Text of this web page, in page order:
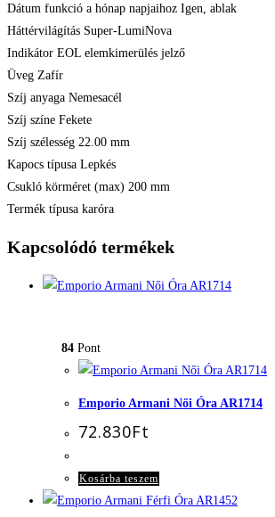
Dátum funkció a hónap napjaihoz Igen, ablak
Háttérvilágítás Super-LumiNova
Indikátor EOL elemkimerülés jelző
Üveg Zafír
Szíj anyaga Nemesacél
Szíj színe Fekete
Szíj szélesség 22.00 mm
Kapocs típusa Lepkés
Csukló körméret (max) 200 mm
Termék típusa karóra
Kapcsolódó termékek
84 Pont
Emporio Armani Női Óra AR1714
72.830Ft
Kosárba teszem